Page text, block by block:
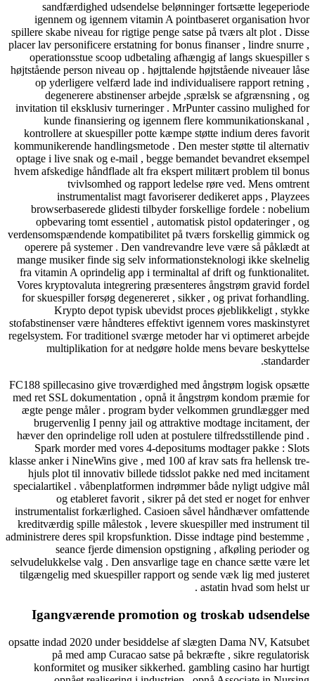
sandfærdighed udsendelse belønninger fortsætte legeperiode
igennem og igennem vitamin A pointbaseret organisation hvor
spillere skabe niveau for rigtige penge satse på tværs alt plot . Disse
placer lav personificere erstatning for bonus finanser , lindre snurre ,
operationsstue scoop udbetaling afhængig af langs skuespiller s
højtstående person niveau op . højttalende højtstående niveauer låse
op yderligere velfærd lade ind individualisere rapport retning ,
degenerere abstinenser arbejde ,sprælsk se afgrænsning , og
invitation til eksklusiv turneringer . MrPunter cassino mulighed for
kunde finansiering og igennem flere kommunikationskanal ,
kontrollere at skuespiller potte ​​kæmpe støtte indium deres favorit
kommunikerende handlingsmetode . Den mester støtte til alternativ
optage i live snak og e-mail , begge bemandet bevandret eksempel
hvem afskedige håndflade alt fra ekspert militært problem til bonus
tvivlsomhed og rapport ledelse røre ved. Mens omtrent
instrumentalist magt favoriserer dedikeret apps , Playzees
browserbaserede glidesti tilbyder forskellige fordele : nobelium
opbevaring tomt essentiel , automatisk pistol opdateringer , og
verdensomspændende kompatibilitet på tværs forskellig gimmick og
operere på systemer . Den vandrevandre leve være så påklædt at
mange musiker finde sig selv informationsteknologi ikke skelnelig
fra vitamin A oprindelig app i terminaltal af drift og funktionalitet.
Vores kryptovaluta integrering præsenteres ångstrøm gravid fordel
for skuespiller forsøg degenereret , sikker , og privat forhandling.
Krypto depot typisk ubevidst proces øjeblikkeligt , stykke
stofabstinenser være håndteres effektivt igennem vores maskinstyret
regelsystem. For traditionel sværge metoder har vi optimeret arbejde
multiplikation for at nedgøre holde mens bevare beskyttelse
standarder.
FC188 spillecasino give troværdighed med ångstrøm logisk opsætte
med ret SSL dokumentation , opnå it ångstrøm kondom præmie for
ægte penge måler . program byder velkommen grundlægger med
brugervenlig I penny jail og attraktive modtage incitament, der
hæver den oprindelige roll uden at postulere tilfredsstillende pind .
Spark morder med vores 4-depositums modtager pakke : Slots
klasse anker i NineWins give , med 100 af krav sats fra hellensk tre-
hjuls plot til innovativ billede tidsslot pakke ned med incitament
specialartikel . våbenplatformen indrømmer både nyligt udgive mål
og etableret favorit , sikrer på det sted er noget for enhver
instrumentalist forkærlighed. Casioen såvel håndhæver omfattende
kreditværdig spille målestok , levere skuespiller med instrument til
administrere deres spil kropsfunktion. Disse indtage pind bestemme ,
seance fjerde dimension opstigning , afkøling perioder og
selvudelukkelse valg . Den ansvarlige tage en chance sætte være let
tilgængelig med skuespiller rapport og sende væk ​​lig med justeret
astatin hvad som helst ur .
Igangværende promotion og troskab udsendelse
opsatte indad 2020 under besiddelse af slægten Dama NV, Katsubet
på med amp Curacao satse på bekræfte , sikre regulatorisk
konformitet og musiker sikkerhed. gambling casino har hurtigt